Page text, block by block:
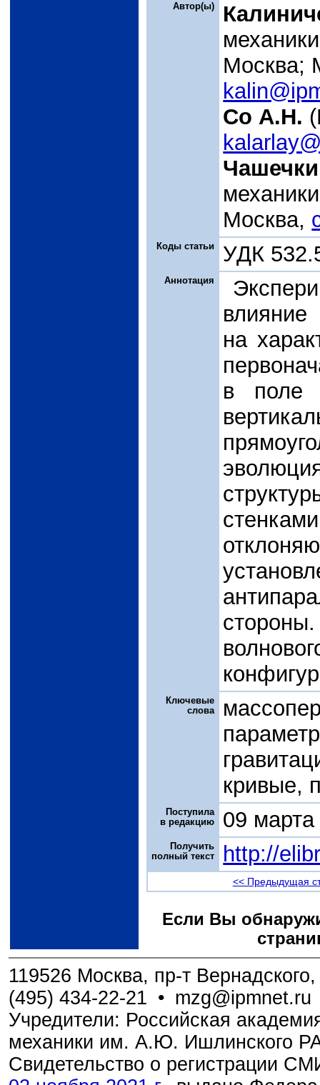
Автор(ы)
Москва;
Со А.Н.
Москва,
Коды статьи УДК
Аннотация
на
в поле
Ключевые
слова
кривые,
Поступила
в редакцию
09
Получить
полный текст
http://
<< Предыдущая
Если Вы
119526 Москва, пр-т
(495) 434-22-21 • mzg@ipmnet.ru
Учредители: Российская
механики им. А.Ю. Ишлинского
Свидетельство о регистрации